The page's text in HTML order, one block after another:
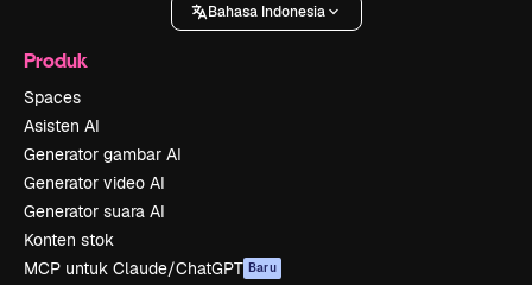
Bahasa Indonesia
Produk
Spaces
Asisten AI
Generator gambar AI
Generator video AI
Generator suara AI
Konten stok
MCP untuk Claude/ChatGPT Baru